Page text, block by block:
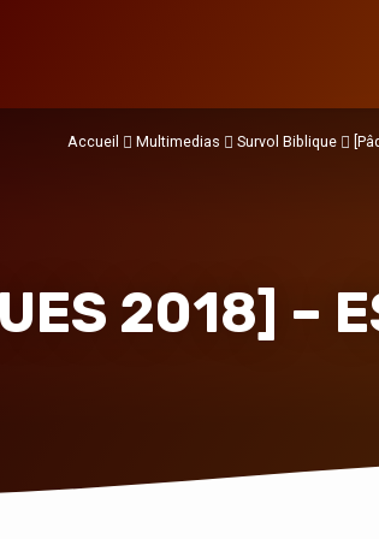
2018] –
Accueil Multimedias Survol Biblique